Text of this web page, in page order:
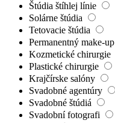
Štúdia štíhlej línie
Solárne štúdia
Tetovacie štúdia
Permanentný make-up
Kozmetické chirurgie
Plastické chirurgie
Krajčírske salóny
Svadobné agentúry
Svadobné štúdiá
Svadobní fotografi